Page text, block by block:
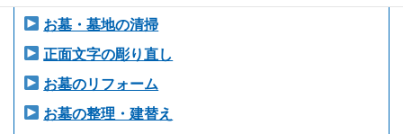
お墓・墓地の清掃
正面文字の彫り直し
お墓のリフォーム
お墓の整理・建替え